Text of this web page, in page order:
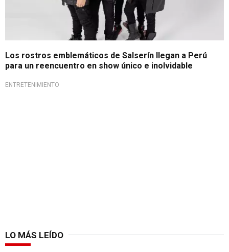
Los rostros emblemáticos de Salserín llegan a Perú
para un reencuentro en show único e inolvidable
ENTRETENIMIENTO
LO MÁS LEÍDO